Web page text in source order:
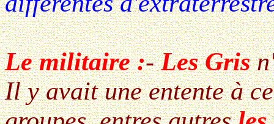
Le militaire :-Les Gris
Il y avait une entente à